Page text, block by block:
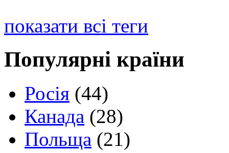
показати всі теги
Популярні країни
Росія (44)
Канада (28)
Польща (21)